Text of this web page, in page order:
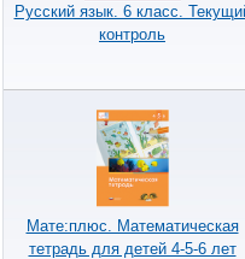
Русский язык. 6 класс.
контроль
Мате:плюс. Математическая
тетрадь для детей 4-5-6 лет